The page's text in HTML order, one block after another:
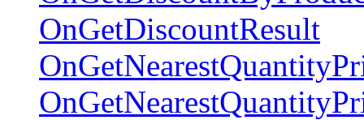
OnGetDiscountResult